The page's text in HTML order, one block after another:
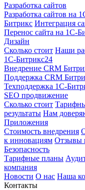
Разработка сайтов
Разработка сайтов на
Битрикс Интеграция
Перенос сайта на 1С-
Дизайн
Сколько стоит Наши
1С-Битрикс24
Внедрение CRM
Поддержка CRM
Техподдержка 1С-
SEO продвижение
Сколько стоит
результаты Нам
Приложения
Стоимость внедрения
к инновациям Отзывы
Безопасность
Тарифные планы
компания
Новости О нас Наша
Контакты